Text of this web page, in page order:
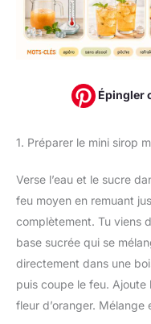
Épingler
1. Préparer le mini sirop
Verse l’eau et le sucre
feu moyen en remuant
complètement. Tu viens
base sucrée qui se
directement dans une
puis coupe le feu. Ajoute
fleur d’oranger. Mélange